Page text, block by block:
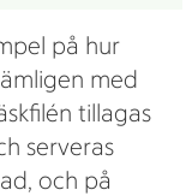
på hur
med
tillagas
serveras
och på